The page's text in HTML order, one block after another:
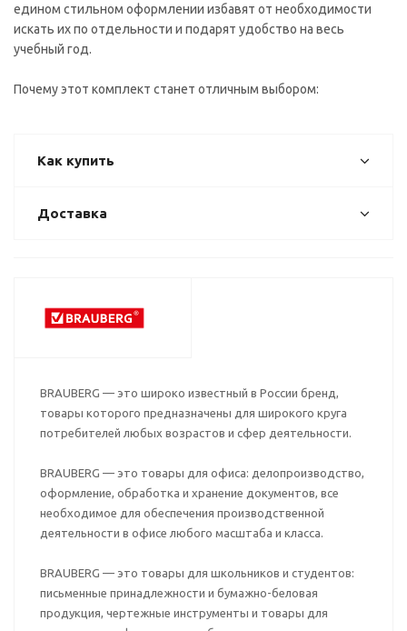
едином стильном оформлении избавят от необходимости
искать их по отдельности и подарят удобство на весь
учебный год.
Почему этот комплект станет отличным выбором:
Как купить
Доставка
BRAUBERG — это широко известный в России бренд,
товары которого предназначены для широкого круга
потребителей любых возрастов и сфер деятельности.
BRAUBERG — это товары для офиса: делопроизводство,
оформление, обработка и хранение документов, все
необходимое для обеспечения производственной
деятельности в офисе любого масштаба и класса.
BRAUBERG — это товары для школьников и студентов:
письменные принадлежности и бумажно-беловая
продукция, чертежные инструменты и товары для